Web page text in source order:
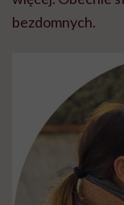
bezdomnych.